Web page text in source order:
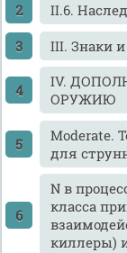
II.6.
III. Знаки
IV.
ОРУЖИЮ
Moderate.
для
N в
класса
киллеры)